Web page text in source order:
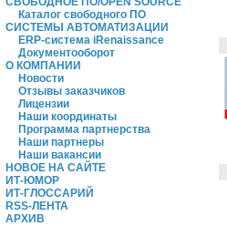
Каталог свободного ПО
СИСТЕМЫ АВТОМАТИЗАЦИИ
ERP-система iRenaissance
Документооборот
О КОМПАНИИ
Новости
Отзывы заказчиков
Лицензии
Наши координаты
Программа партнерства
Наши партнеры
Наши вакансии
НОВОЕ НА САЙТЕ
ИТ-ЮМОР
ИТ-ГЛОССАРИЙ
RSS-ЛЕНТА
АРХИВ